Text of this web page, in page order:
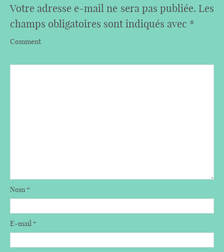
Votre adresse e-mail ne sera pas publiée. Les
champs obligatoires sont indiqués avec *
Comment
Nom*
E-mail *